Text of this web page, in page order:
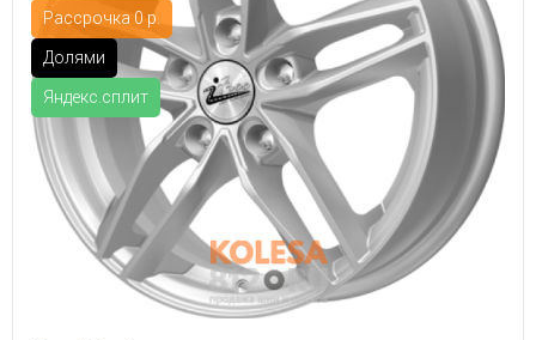
Рассрочка 0 р.
Долями
Яндекс.сплит